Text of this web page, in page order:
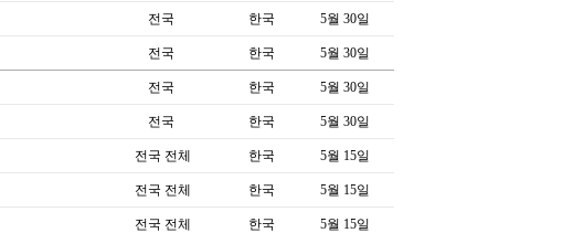
전국 한국 5월 30일
전국 한국 5월 30일
전국 한국 5월 30일
전국 한국 5월 30일
전국 전체 한국 5월 15일
전국 전체 한국 5월 15일
전국 전체 한국 5월 15일